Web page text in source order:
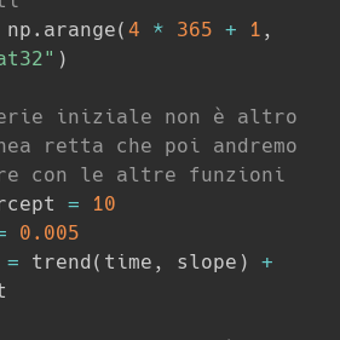
np . arange(4 * 365 + 1 ,
)
iniziale non è altro
retta che poi andremo
con le altre funzioni
=
10
0.005
= trend ( time , slope )
+